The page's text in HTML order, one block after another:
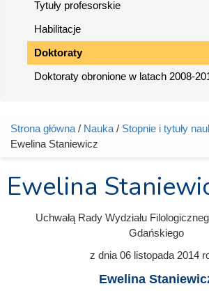
Tytuły profesorskie
Habilitacje
Doktoraty
Doktoraty obronione w latach 2008-
Jesteś tutaj
Strona główna / Nauka / Stopnie i tytuły
Ewelina Staniewicz
Ewelina
Uchwałą Rady Wydziału
Gdańskiego
z dnia 06 listopada 2014
Ewelina